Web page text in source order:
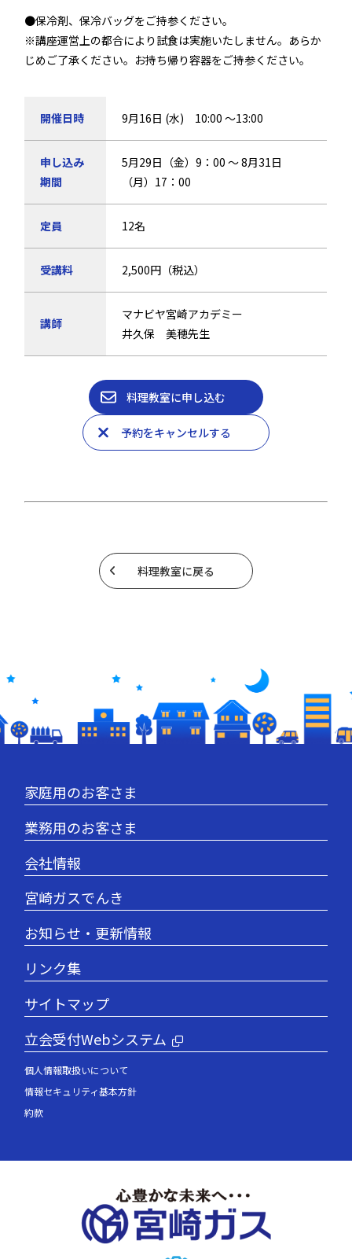
●保冷剤、保冷バッグをご持参ください。
※講座運営上の都合により試食は実施いたしません。あらか
じめご了承ください。お持ち帰り容器をご持参ください。
開催日時 9月16日 (水) 10:00 ～13:00
申し込み
期間
5月29日（金）9：00 ～ 8月31日
（月）17：00
定員 12名
受講料 2,500円（税込）
講師
マナビヤ宮崎アカデミー
井久保 美穂先生
料理教室に申し込む
予約をキャンセルする
料理教室に戻る
家庭用のお客さま
業務用のお客さま
会社情報
宮崎ガスでんき
お知らせ・更新情報
リンク集
サイトマップ
立会受付Webシステム
個人情報取扱いについて
情報セキュリティ基本方針
約款